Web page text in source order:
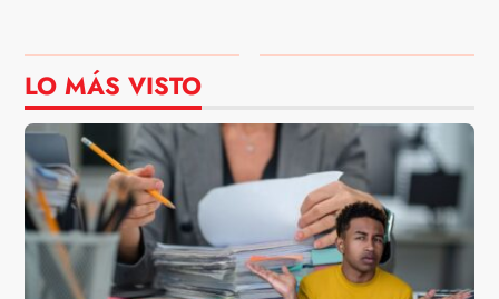
LO MÁS VISTO